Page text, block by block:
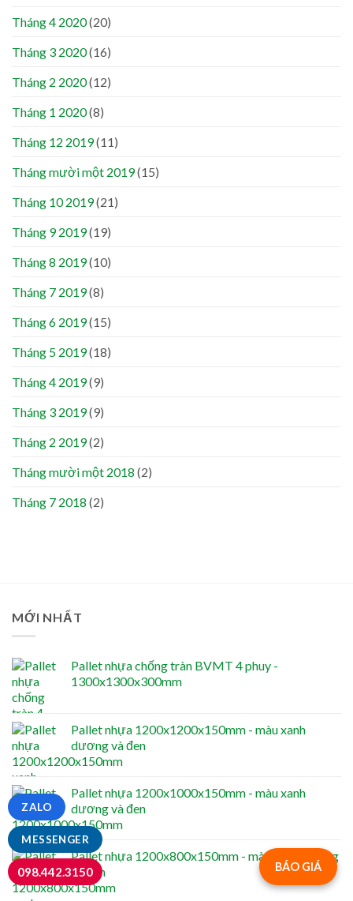
Tháng 4 2020(20)
Tháng 3 2020(16)
Tháng 2 2020(12)
Tháng 1 2020(8)
Tháng 12 2019(11)
Tháng mười một 2019(15)
Tháng 10 2019(21)
Tháng 9 2019(19)
Tháng 8 2019(10)
Tháng 7 2019(8)
Tháng 6 2019(15)
Tháng 5 2019(18)
Tháng 4 2019(9)
Tháng 3 2019(9)
Tháng 2 2019(2)
Tháng mười một 2018 (2)
Tháng 7 2018 (2)
MỚI NHẤT
Pallet nhựa chống tràn BVMT 4 phuy -
1300x1300x300mm
Pallet nhựa 1200x1200x150mm - màu xanh
dương và đen
Pallet nhựa 1200x1000x150mm - màu xanh
dương và đen
Pallet nhựa 1200x800x150mm - màu xanh dương
và đen
BÁO GIÁ
MESSENGER
ZALO
098.442.3150